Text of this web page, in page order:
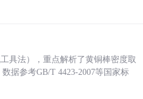
具法），重点解析了黄铜棒密度取
据参考GB/T 4423-2007等国家标